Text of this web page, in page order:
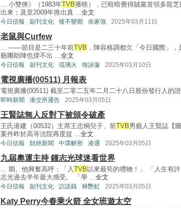
... 小雙俠》（1983年TVB播映），已暗暗覺得賊黨首領多龍
出來；及至2009年推出真 ...全文
今日信報 副刊文化 後不變期 余家強 2025年03月11日
老鼠與Curfew
... ——節目是二三十年前TVB ，陣容格調都欠「今日國際」
藝團助陣也撐不出 ...全文
今日信報 副刊文化 琉璃火 徐詠璇 2025年03月10日
電視廣播(00511) 月報表
電視廣播(00511) 截至二零二五年二月二十八日股份發行人的
即時新聞 港交所通告 2025年03月05日
王賢誌無人反對下被頒令破產
王氏港建（00532）主席王忠桐兒子、前TVB男藝人王賢誌【
案件昨於高等法院再度提 ...全文
今日信報 財經新聞 中環解密 凌通 2025年03月05日
九屆奧運主持 鍾志光球迷看世界
... 期。他興奮高呼：「入TVB 以來最筍的禮物！」 「人生有
志光過去半年最大感受。 「學 ...全文
今日信報 副刊文化 訪談錄 林艷虹 2025年03月05日
Katy Perry今春乘火箭 全女班遊太空